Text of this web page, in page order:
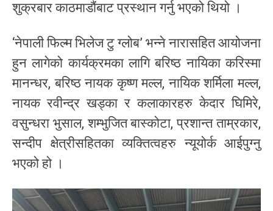
शुक्रबार काठमाडौंबाट प्रस्थान गर्नु भएको थियो ।
‘नेपाली फिल्म भिलेज टु ग्लोब’ भन्ने नारासहित आयोजना
हुन लागेको कार्यक्रमका लागि बरिष्ठ नायिका करिस्मा
मानन्धर, बरिष्ठ नायक कृष्ण मल्ल, नायिक शर्मिला मल्ल,
नायक रवीन्द्र खड्का र कलाकारहरु केदार घिमिरे,
वसुन्धरा भुसाल, शम्भुजित बास्कोटा, प्रशान्त ताम्रकार,
सन्दीप क्षेत्रीसहितका व्यक्तित्वहरु न्यूयोर्क आईपुग्नु
भएको हो ।